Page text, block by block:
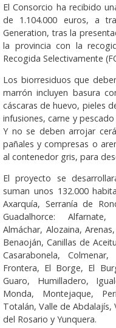
El Consorcio ha recibido
de 1.104.000 euros, a
Generation, tras la
la provincia con la
Recogida Selectivamente
Los biorresiduos que
marrón incluyen basura
cáscaras de huevo, pieles
infusiones, carne y
Y no se deben arrojar
pañales y compresas o
al contenedor gris, para
El proyecto se
suman unos 132.000
Axarquía, Serranía de
Guadalhorce:
Almáchar, Alozaina,
Benaoján, Canillas de
Casarabonela,
Frontera, El Borge, El
Guaro, Humilladero,
Monda, Montejaque,
Totalán, Valle de Abdalajís,
del Rosario y Yunquera.